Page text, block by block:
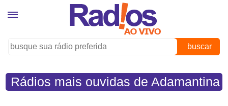
buscar
Rádios mais ouvidas de Adamantina